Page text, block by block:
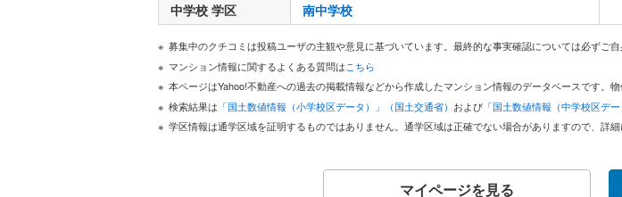
中学校 学区
南中学校
募集中のクチコミは投稿ユーザの主観や意見に基づいています。最終的な事実確認については必ずご自
マンション情報に関するよくある質問はこちら
本ページはYahoo!不動産への過去の掲載情報などから作成したマンション情報のデータベースです。
検索結果は 「国土数値情報（小学校区データ）」（国土交通省） および 「国土数値情報（中学校区デ
学区情報は通学区域を証明するものではありません。通学区域は正確でない場合がありますので、詳
マイページを見る